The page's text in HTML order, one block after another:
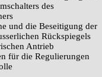
des
und die Beseitigung der
Rückspiegels
Antrieb
für die Regulierungen